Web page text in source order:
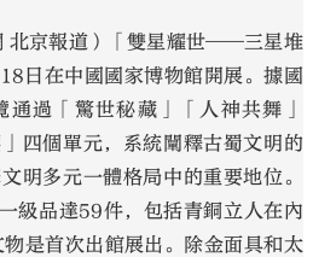
北京報道）「雙星耀世——三星堆
日在中國國家博物館開展。據國
過「驚世秘藏」「人神共舞」
四個單元，系統闡釋古蜀文明的
明多元一體格局中的重要地位。
級品達59件，包括青銅立人在內
是首次出館展出。除金面具和太